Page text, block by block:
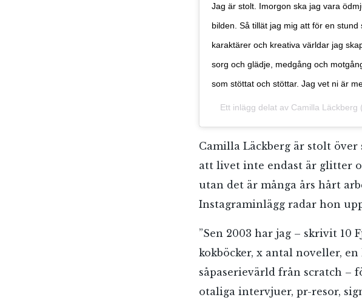
Jag accepterar
Jag är stolt. Imorgon ska jag vara
bilden. Så tillät jag mig att för en
karaktärer och kreativa världar jag
sorg och glädje, medgång och
som stöttat och stöttar. Jag vet ni är
Ett inlägg delat av Camilla Läckberg
Camilla Läckberg är stolt
att livet inte endast är glitter
utan det är många års hårt
Instagraminlägg radar hon
”Sen 2003 har jag – skrivit 10
kokböcker, x antal noveller,
såpaserievärld från scratch –
otaliga intervjuer, pr-resor,